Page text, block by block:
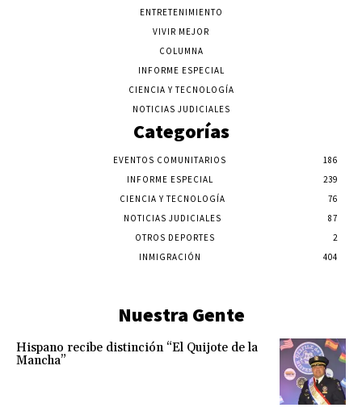
ENTRETENIMIENTO
VIVIR MEJOR
COLUMNA
INFORME ESPECIAL
CIENCIA Y TECNOLOGÍA
NOTICIAS JUDICIALES
Categorías
EVENTOS COMUNITARIOS
186
INFORME ESPECIAL
239
CIENCIA Y TECNOLOGÍA
76
NOTICIAS JUDICIALES
87
OTROS DEPORTES
2
INMIGRACIÓN
404
Nuestra Gente
Hispano recibe distinción “El Quijote de la
Mancha”